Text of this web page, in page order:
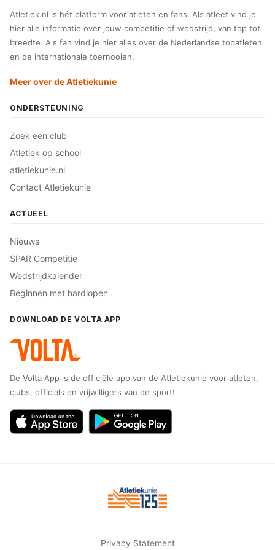
Atletiek.nl is hét platform voor atleten en fans. Als atleet vind je
hier alle informatie over jouw competitie of wedstrijd, van top tot
breedte. Als fan vind je hier alles over de Nederlandse topatleten
en de internationale toernooien.
Meer over de Atletiekunie
ONDERSTEUNING
Zoek een club
Atletiek op school
atletiekunie.nl
Contact Atletiekunie
ACTUEEL
Nieuws
SPAR Competitie
Wedstrijdkalender
Beginnen met hardlopen
DOWNLOAD DE VOLTA APP
De Volta App is de officiële app van de Atletiekunie voor atleten,
clubs, officials en vrijwilligers van de sport!
Privacy Statement